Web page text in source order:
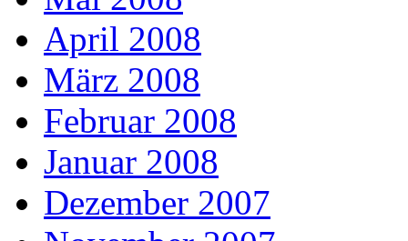
April 2008
März 2008
Februar 2008
Januar 2008
Dezember 2007